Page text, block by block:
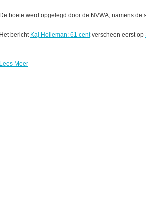
De boete werd opgelegd door de NVWA, namens
Het bericht Kaj Holleman: 61 centverscheen eerst op
Lees Meer